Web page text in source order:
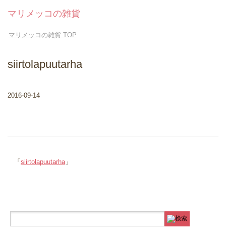
マリメッコの雑貨
マリメッコの雑貨TOP
siirtolapuutarha
2016-09-14
「 siirtolapuutarha 」